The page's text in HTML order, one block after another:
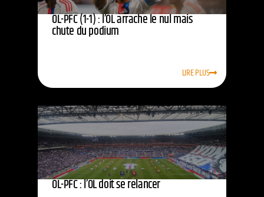
OL-PFC (1-1) : l’OL arrache le nul mais
chute du podium
LIRE PLUS
OL-PFC : l’OL doit se relancer